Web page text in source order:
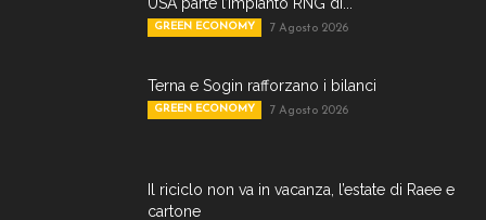
GREEN ECONOMY 7 Agosto 2026
Terna e Sogin rafforzano i bilanci
GREEN ECONOMY 7 Agosto 2026
Il riciclo non va in vacanza, l’estate di Raee e
cartone